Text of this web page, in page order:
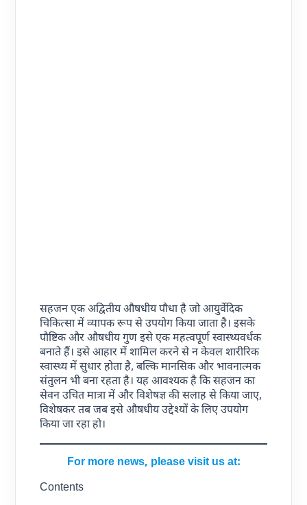
सहजन एक अद्वितीय औषधीय पौधा है जो आयुर्वेदिक
चिकित्सा में व्यापक रूप से उपयोग किया जाता है। इसके
पौष्टिक और औषधीय गुण इसे एक महत्वपूर्ण स्वास्थ्यवर्धक
बनाते हैं। इसे आहार में शामिल करने से न केवल शारीरिक
स्वास्थ्य में सुधार होता है, बल्कि मानसिक और भावनात्मक
संतुलन भी बना रहता है। यह आवश्यक है कि सहजन का
सेवन उचित मात्रा में और विशेषज्ञ की सलाह से किया जाए,
विशेषकर तब जब इसे औषधीय उद्देश्यों के लिए उपयोग
किया जा रहा हो।
For more news, please visit us at:
Contents